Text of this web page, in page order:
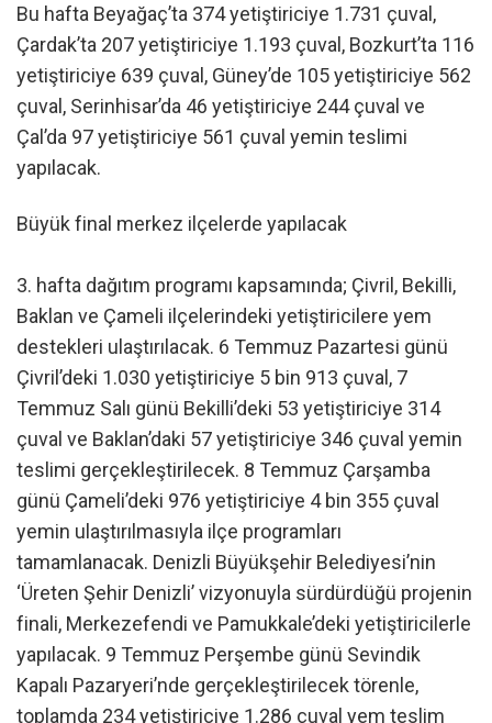
Bu hafta Beyağaç’ta 374 yetiştiriciye 1.731 çuval,
Çardak’ta 207 yetiştiriciye 1.193 çuval, Bozkurt’ta 116
yetiştiriciye 639 çuval, Güney’de 105 yetiştiriciye 562
çuval, Serinhisar’da 46 yetiştiriciye 244 çuval ve
Çal’da 97 yetiştiriciye 561 çuval yemin teslimi
yapılacak.
Büyük final merkez ilçelerde yapılacak
3. hafta dağıtım programı kapsamında; Çivril, Bekilli,
Baklan ve Çameli ilçelerindeki yetiştiricilere yem
destekleri ulaştırılacak. 6 Temmuz Pazartesi günü
Çivril’deki 1.030 yetiştiriciye 5 bin 913 çuval, 7
Temmuz Salı günü Bekilli’deki 53 yetiştiriciye 314
çuval ve Baklan’daki 57 yetiştiriciye 346 çuval yemin
teslimi gerçekleştirilecek. 8 Temmuz Çarşamba
günü Çameli’deki 976 yetiştiriciye 4 bin 355 çuval
yemin ulaştırılmasıyla ilçe programları
tamamlanacak. Denizli Büyükşehir Belediyesi’nin
‘Üreten Şehir Denizli’ vizyonuyla sürdürdüğü projenin
finali, Merkezefendi ve Pamukkale’deki yetiştiricilerle
yapılacak. 9 Temmuz Perşembe günü Sevindik
Kapalı Pazaryeri’nde gerçekleştirilecek törenle,
toplamda 234 yetiştiriciye 1.286 çuval yem teslim